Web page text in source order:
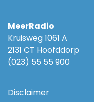
MeerRadio
Kruisweg 1061 A
2131 CT Hoofddorp
(023) 55 55 900
Disclaimer